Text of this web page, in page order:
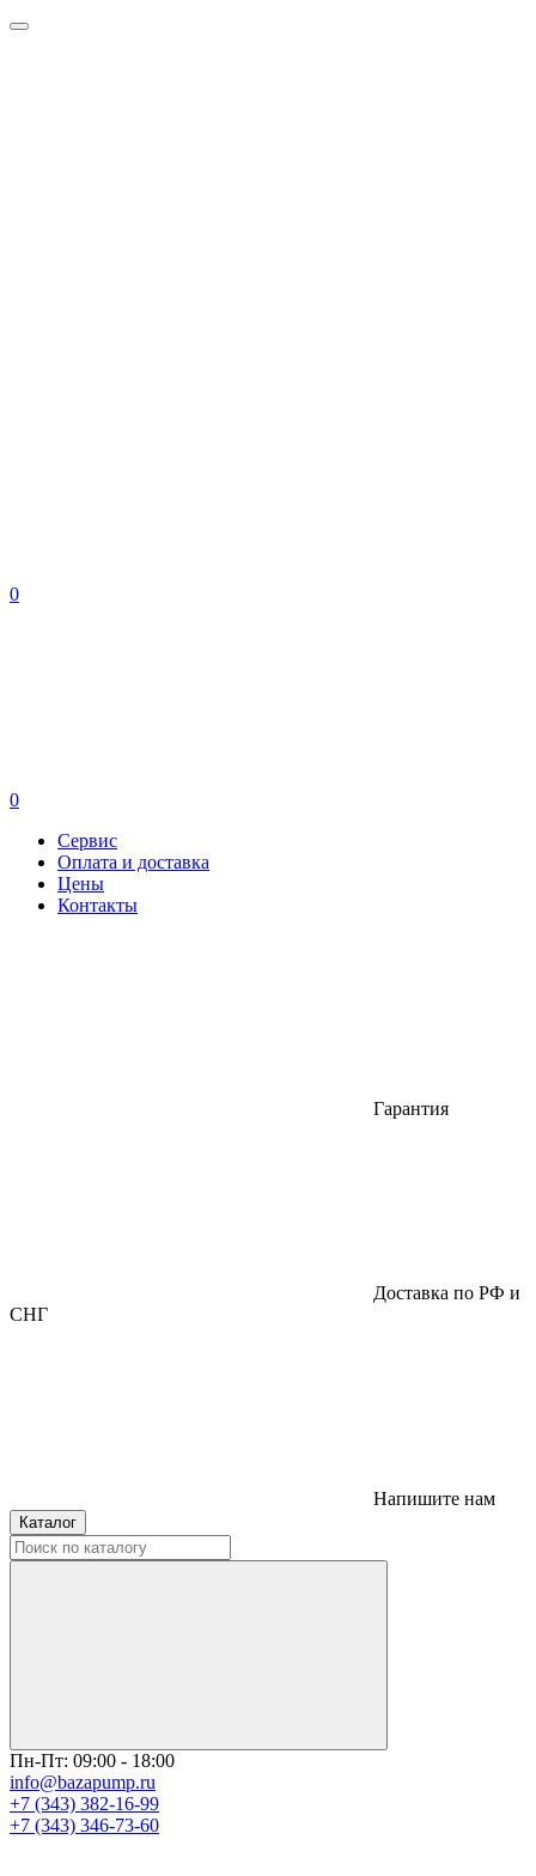
0
0
Сервис
Оплата и доставка
Цены
Контакты
Гарантия
Доставка по РФ и
СНГ
Напишите нам
Каталог
Пн-Пт: 09:00 - 18:00
info@bazapump.ru
+7 (343) 382-16-99
+7 (343) 346-73-‬60